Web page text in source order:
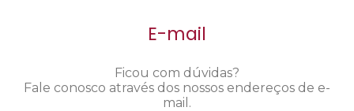
E-mail
Ficou com dúvidas?
Fale conosco através dos nossos endereços de e-
mail.